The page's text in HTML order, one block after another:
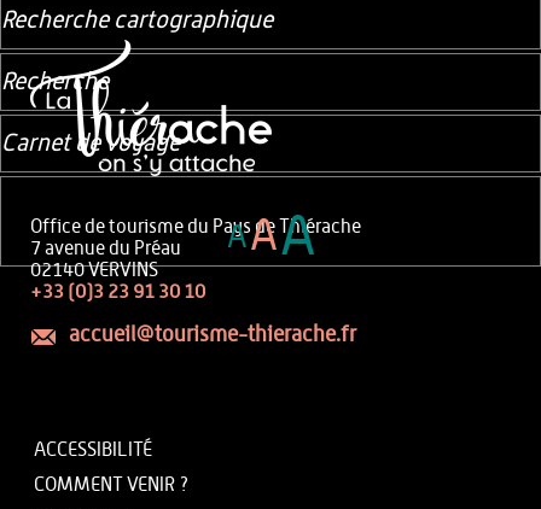
Office de tourisme du Pays de Thiérache
7 avenue du Préau
02140 VERVINS
+33 (0)3 23 91 30 10
accueil@tourisme-thierache.fr
ACCESSIBILITÉ
COMMENT VENIR ?
Recherche cartographique
Recherche
Carnet de voyage
AAA